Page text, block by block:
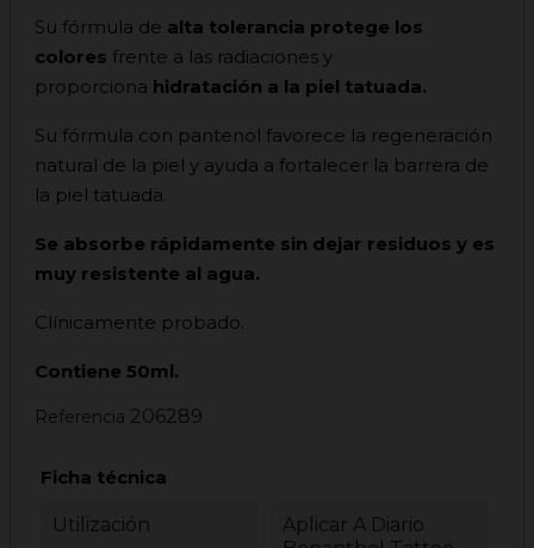
Su fórmula de alta tolerancia protege los
colores frente a las radiaciones y
proporciona hidratación a la piel tatuada.
Su fórmula con pantenol favorece la regeneración
natural de la piel y ayuda a fortalecer la barrera de
la piel tatuada.
Se absorbe rápidamente sin dejar residuos y es
muy resistente al agua.
Clínicamente probado.
Contiene 50ml.
Referencia 206289
Ficha técnica
Utilización
Aplicar A Diario